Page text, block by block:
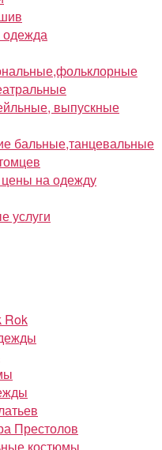
одежда
выпускные
бальные,танцевальные
на одежду
услуги
Rok
Престолов
костюмы